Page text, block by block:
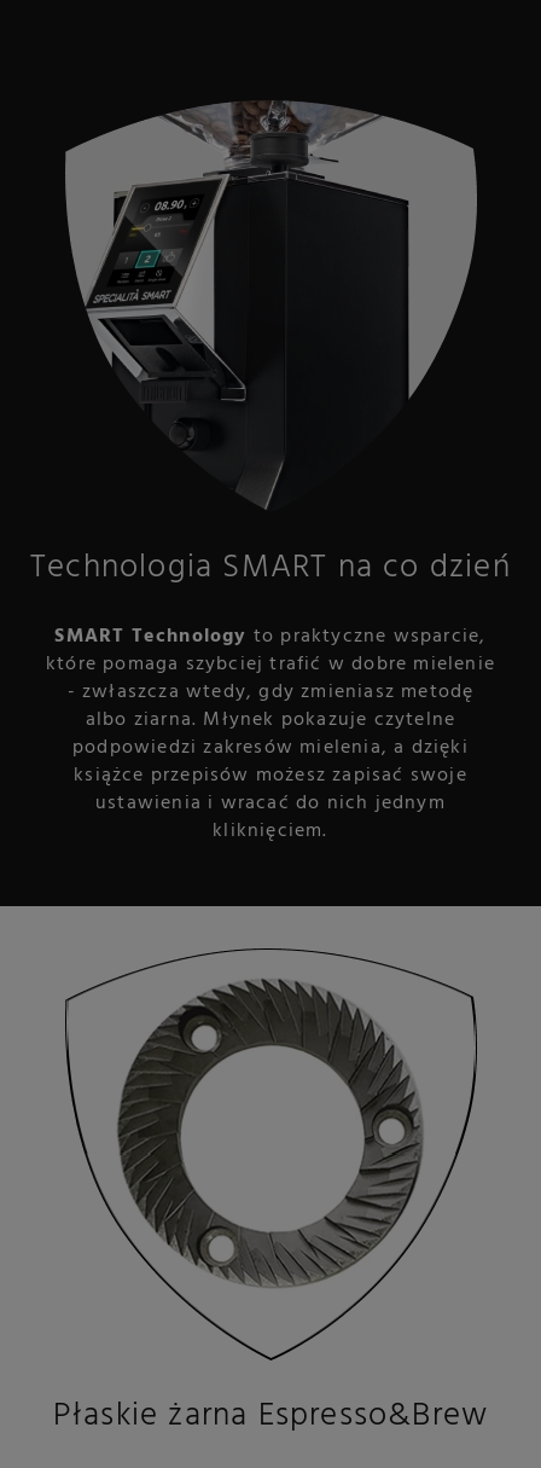
Technologia SMART na co dzień
SMART Technology to praktyczne wsparcie,
które pomaga szybciej trafić w dobre mielenie
- zwłaszcza wtedy, gdy zmieniasz metodę
albo ziarna. Młynek pokazuje czytelne
podpowiedzi zakresów mielenia, a dzięki
książce przepisów możesz zapisać swoje
ustawienia i wracać do nich jednym
kliknięciem.
Płaskie żarna Espresso&Brew